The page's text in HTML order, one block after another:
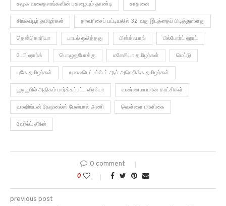
சமூக வலைதளங்களின் புகழையும் தாண்டி சாதனை
சிங்கப்பூர் தமிழர்கள் தரவரிசைப் பட்டியலில் 32-வது இடத்தைப் பிடித்துள்ளது
தென்கொரியா பாடல் ஒலித்தது பின்க்ஃபாங் பில்போர்ட் ஹாட்
பேபி ஷார்க் பொழுதுபோக்கு மலேசியா தமிழர்கள் மெட்டு
யுகே தமிழர்கள் யுனைடெட் ஸ்டேட் ஆப் அமெரிக்க தமிழர்கள்
யூடியூபில் அதிகம் பார்க்கப்பட்ட வீடியோ வண்ணமயமான காட்சிகள்
வாஷிங்டன் நேஷனல்ஸ் பேஸ்பால் அணி வெள்ளை மாளிகை
வேர்ல்ட் சீரிஸ்
0 comment
0
previous post